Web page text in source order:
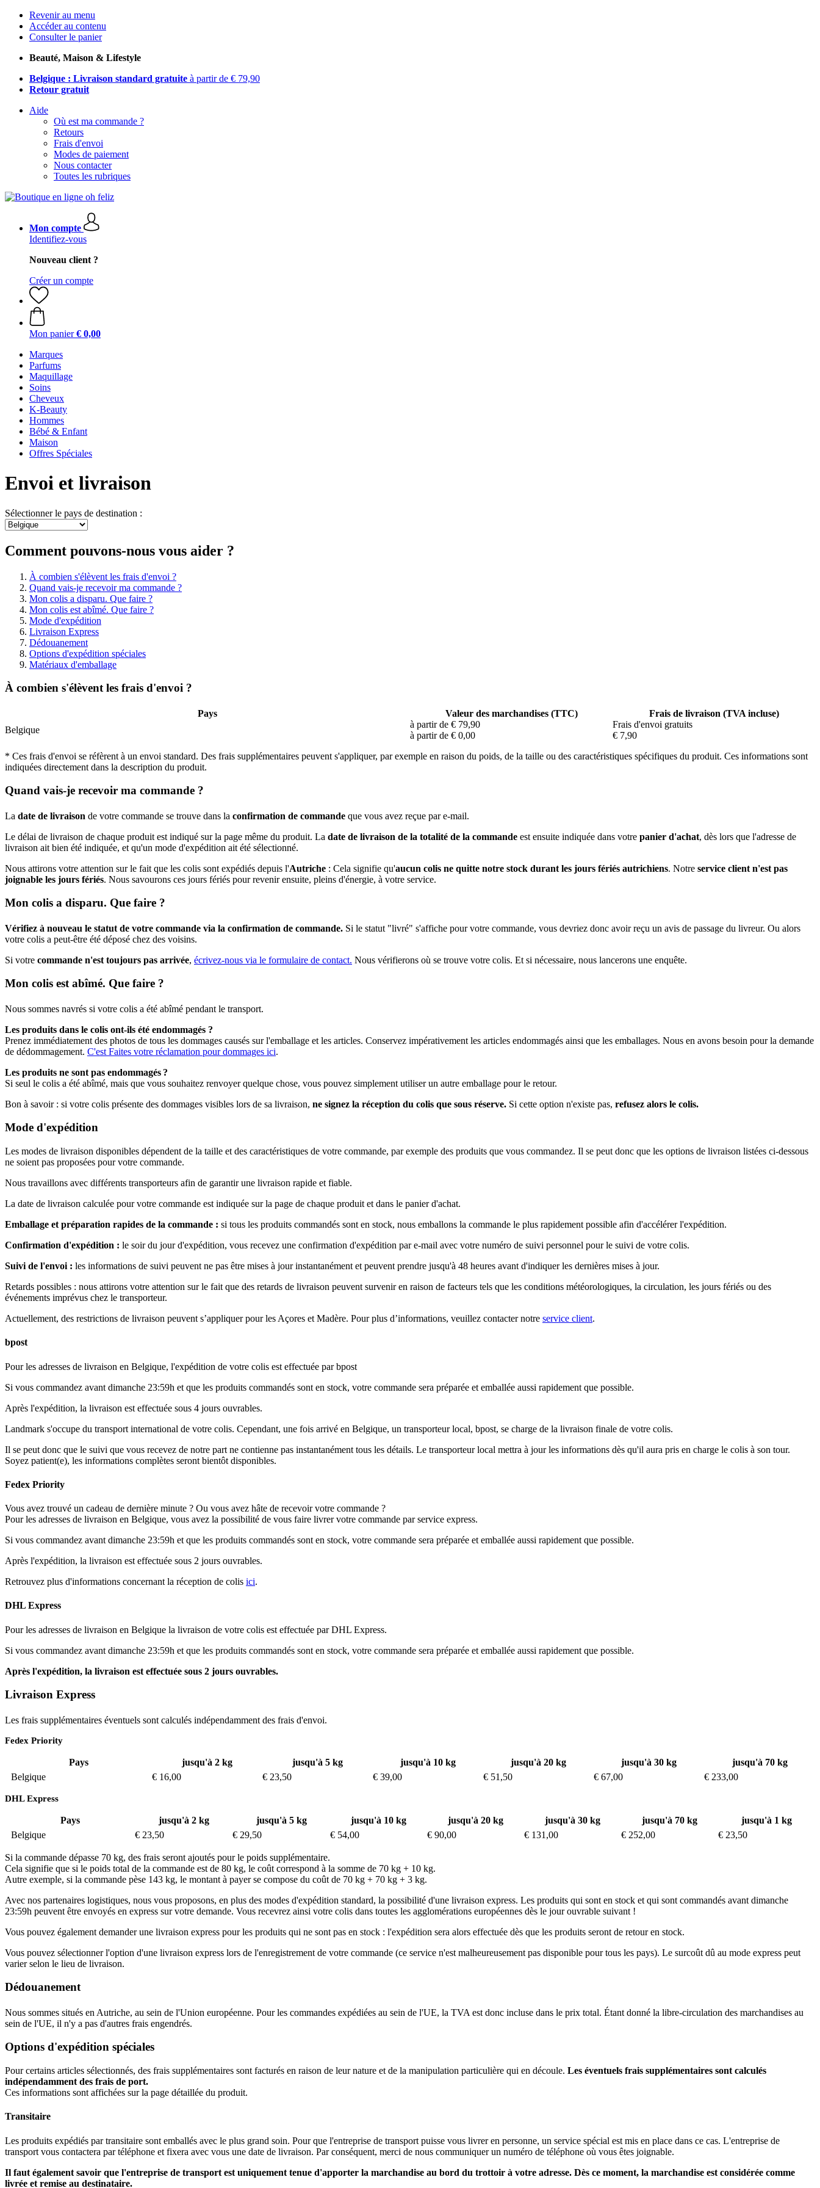
Revenir au menu
Accéder au contenu
Consulter le panier
Beauté, Maison & Lifestyle
Belgique : Livraison standard gratuite à partir de € 79,90
Retour gratuit
Aide
Où est ma commande ?
Retours
Frais d'envoi
Modes de paiement
Nous contacter
Toutes les rubriques
Mon compte
Identifiez-vous
Nouveau client ?
Créer un compte
Mon panier € 0,00
Marques
Parfums
Maquillage
Soins
Cheveux
K-Beauty
Hommes
Bébé & Enfant
Maison
Offres Spéciales
Envoi et livraison
Sélectionner le pays de destination :
Comment pouvons-nous vous aider ?
À combien s'élèvent les frais d'envoi ?
Quand vais-je recevoir ma commande ?
Mon colis a disparu. Que faire ?
Mon colis est abîmé. Que faire ?
Mode d'expédition
Livraison Express
Dédouanement
Options d'expédition spéciales
Matériaux d'emballage
À combien s'élèvent les frais d'envoi ?
Pays Valeur des marchandises (TTC)
Frais de livraison (TVA incluse)
Belgique
à partir de € 79,90
Frais d'envoi gratuits
à partir de € 0,00
€ 7,90
* Ces frais d'envoi se réfèrent à un envoi standard. Des frais supplémentaires peuvent s'appliquer, par exemple en raison du poids, de la taille ou des caractéristiques spécifiques du produit. Ces informations sont
indiquées directement dans la description du produit.
Quand vais-je recevoir ma commande ?
La date de livraison de votre commande se trouve dans la confirmation de commande que vous avez reçue par e-mail.
Le délai de livraison de chaque produit est indiqué sur la page même du produit. La date de livraison de la totalité de la commande est ensuite indiquée dans votre panier d'achat, dès lors que l'adresse de
livraison ait bien été indiquée, et qu'un mode d'expédition ait été sélectionné.
Nous attirons votre attention sur le fait que les colis sont expédiés depuis l'Autriche : Cela signifie qu'aucun colis ne quitte notre stock durant les jours fériés autrichiens. Notre service client n'est pas
joignable les jours fériés. Nous savourons ces jours fériés pour revenir ensuite, pleins d'énergie, à votre service.
Mon colis a disparu. Que faire ?
Vérifiez à nouveau le statut de votre commande via la confirmation de commande. Si le statut "livré" s'affiche pour votre commande, vous devriez donc avoir reçu un avis de passage du livreur. Ou alors
votre colis a peut-être été déposé chez des voisins.
Si votre commande n'est toujours pas arrivée, écrivez-nous via le formulaire de contact. Nous vérifierons où se trouve votre colis. Et si nécessaire, nous lancerons une enquête.
Mon colis est abîmé. Que faire ?
Nous sommes navrés si votre colis a été abîmé pendant le transport.
Les produits dans le colis ont-ils été endommagés ?
Prenez immédiatement des photos de tous les dommages causés sur l'emballage et les articles. Conservez impérativement les articles endommagés ainsi que les emballages. Nous en avons besoin pour la demande
de dédommagement. C'est Faites votre réclamation pour dommages ici.
Les produits ne sont pas endommagés ?
Si seul le colis a été abîmé, mais que vous souhaitez renvoyer quelque chose, vous pouvez simplement utiliser un autre emballage pour le retour.
Bon à savoir : si votre colis présente des dommages visibles lors de sa livraison, ne signez la réception du colis que sous réserve. Si cette option n'existe pas, refusez alors le colis.
Mode d'expédition
Les modes de livraison disponibles dépendent de la taille et des caractéristiques de votre commande, par exemple des produits que vous commandez. Il se peut donc que les options de livraison listées ci-dessous
ne soient pas proposées pour votre commande.
Nous travaillons avec différents transporteurs afin de garantir une livraison rapide et fiable.
La date de livraison calculée pour votre commande est indiquée sur la page de chaque produit et dans le panier d'achat.
Emballage et préparation rapides de la commande : si tous les produits commandés sont en stock, nous emballons la commande le plus rapidement possible afin d'accélérer l'expédition.
Confirmation d'expédition : le soir du jour d'expédition, vous recevez une confirmation d'expédition par e-mail avec votre numéro de suivi personnel pour le suivi de votre colis.
Suivi de l'envoi : les informations de suivi peuvent ne pas être mises à jour instantanément et peuvent prendre jusqu'à 48 heures avant d'indiquer les dernières mises à jour.
Retards possibles : nous attirons votre attention sur le fait que des retards de livraison peuvent survenir en raison de facteurs tels que les conditions météorologiques, la circulation, les jours fériés ou des
événements imprévus chez le transporteur.
Actuellement, des restrictions de livraison peuvent s’appliquer pour les Açores et Madère. Pour plus d’informations, veuillez contacter notre service client.
bpost
Pour les adresses de livraison en Belgique, l'expédition de votre colis est effectuée par bpost
Si vous commandez avant dimanche 23:59h et que les produits commandés sont en stock, votre commande sera préparée et emballée aussi rapidement que possible.
Après l'expédition, la livraison est effectuée sous 4 jours ouvrables.
Landmark s'occupe du transport international de votre colis. Cependant, une fois arrivé en Belgique, un transporteur local, bpost, se charge de la livraison finale de votre colis.
Il se peut donc que le suivi que vous recevez de notre part ne contienne pas instantanément tous les détails. Le transporteur local mettra à jour les informations dès qu'il aura pris en charge le colis à son tour.
Soyez patient(e), les informations complètes seront bientôt disponibles.
Fedex Priority
Vous avez trouvé un cadeau de dernière minute ? Ou vous avez hâte de recevoir votre commande ?
Pour les adresses de livraison en Belgique, vous avez la possibilité de vous faire livrer votre commande par service express.
Si vous commandez avant dimanche 23:59h et que les produits commandés sont en stock, votre commande sera préparée et emballée aussi rapidement que possible.
Après l'expédition, la livraison est effectuée sous 2 jours ouvrables.
Retrouvez plus d'informations concernant la réception de colis ici.
DHL Express
Pour les adresses de livraison en Belgique la livraison de votre colis est effectuée par DHL Express.
Si vous commandez avant dimanche 23:59h et que les produits commandés sont en stock, votre commande sera préparée et emballée aussi rapidement que possible.
Après l'expédition, la livraison est effectuée sous 2 jours ouvrables.
Livraison Express
Les frais supplémentaires éventuels sont calculés indépendamment des frais d'envoi.
Fedex Priority
Pays jusqu'à 2 kg jusqu'à 5 kg jusqu'à 10 kg jusqu'à 20 kg jusqu'à 30 kg
jusqu'à 70 kg
Belgique
€ 16,00 € 23,50 € 39,00 € 51,50 € 67,00 € 233,00
DHL Express
Pays jusqu'à 2 kg jusqu'à 5 kg jusqu'à 10 kg jusqu'à 20 kg jusqu'à 30 kg jusqu'à 70 kg
jusqu'à 1 kg
Belgique
€ 23,50 € 29,50 € 54,00 € 90,00 € 131,00 € 252,00 € 23,50
Si la commande dépasse 70 kg, des frais seront ajoutés pour le poids supplémentaire.
Cela signifie que si le poids total de la commande est de 80 kg, le coût correspond à la somme de 70 kg + 10 kg.
Autre exemple, si la commande pèse 143 kg, le montant à payer se compose du coût de 70 kg + 70 kg + 3 kg.
Avec nos partenaires logistiques, nous vous proposons, en plus des modes d'expédition standard, la possibilité d'une livraison express. Les produits qui sont en stock et qui sont commandés avant dimanche
23:59h peuvent être envoyés en express sur votre demande. Vous recevrez ainsi votre colis dans toutes les agglomérations européennes dès le jour ouvrable suivant !
Vous pouvez également demander une livraison express pour les produits qui ne sont pas en stock : l'expédition sera alors effectuée dès que les produits seront de retour en stock.
Vous pouvez sélectionner l'option d'une livraison express lors de l'enregistrement de votre commande (ce service n'est malheureusement pas disponible pour tous les pays). Le surcoût dû au mode express peut
varier selon le lieu de livraison.
Dédouanement
Nous sommes situés en Autriche, au sein de l'Union européenne. Pour les commandes expédiées au sein de l'UE, la TVA est donc incluse dans le prix total. Étant donné la libre-circulation des marchandises au
sein de l'UE, il n'y a pas d'autres frais engendrés.
Options d'expédition spéciales
Pour certains articles sélectionnés, des frais supplémentaires sont facturés en raison de leur nature et de la manipulation particulière qui en découle. Les éventuels frais supplémentaires sont calculés
indépendamment des frais de port.
Ces informations sont affichées sur la page détaillée du produit.
Transitaire
Les produits expédiés par transitaire sont emballés avec le plus grand soin. Pour que l'entreprise de transport puisse vous livrer en personne, un service spécial est mis en place dans ce cas. L'entreprise de
transport vous contactera par téléphone et fixera avec vous une date de livraison. Par conséquent, merci de nous communiquer un numéro de téléphone où vous êtes joignable.
Il faut également savoir que l'entreprise de transport est uniquement tenue d'apporter la marchandise au bord du trottoir à votre adresse. Dès ce moment, la marchandise est considérée comme
livrée et remise au destinataire.